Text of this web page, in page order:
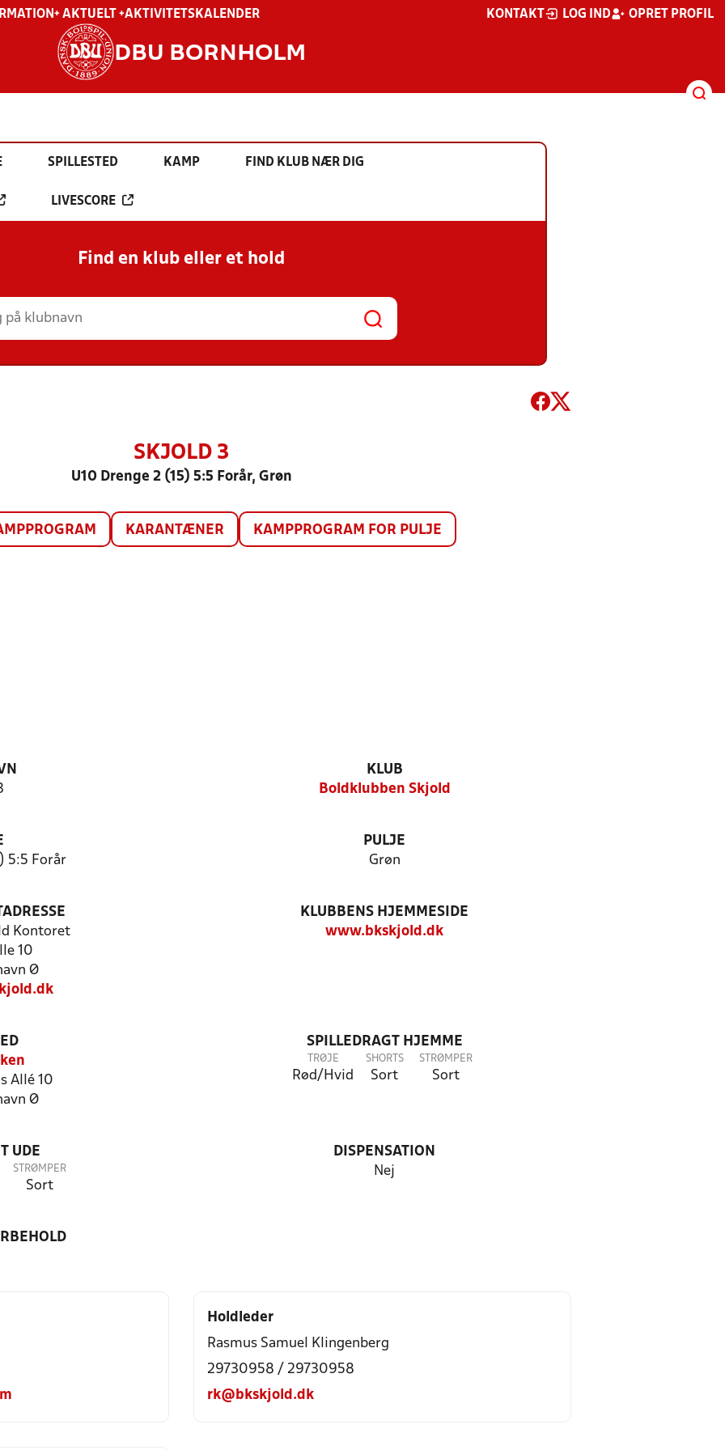
+ AKTUELT +AKTIVITETSKALENDER KONTAKT LOG IND OPRET PROFIL
DBU BORNHOLM
SPILLESTED KAMP FIND KLUB NÆR DIG
LIVESCORE
Find en klub eller et hold
SKJOLD 3
U10 Drenge 2 (15) 5:5 Forår, Grøn
KARANTÆNER KAMPPROGRAM FOR PULJE
KLUB
Boldklubben Skjold
5:5 Forår
PULJE
Grøn
Kontoret
10
Ø
KLUBBENS HJEMMESIDE
www.bkskjold.dk
Allé 10
Ø
SPILLEDRAGT HJEMME
TRØJE
Rød/Hvid
SHORTS
Sort
STRØMPER
Sort
UDE
STRØMPER
Sort
DISPENSATION
Nej
Holdleder
Rasmus Samuel Klingenberg
29730958 / 29730958
rk@bkskjold.dk